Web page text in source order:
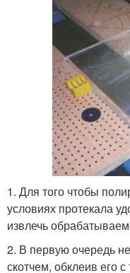
1. Для того чтобы
условиях протекала
извлечь
2. В первую очередь
скотчем, обклеив его